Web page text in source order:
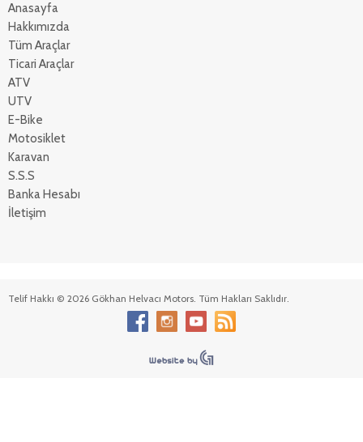
Anasayfa
Hakkımızda
Tüm Araçlar
Ticari Araçlar
ATV
UTV
E-Bike
Motosiklet
Karavan
S.S.S
Banka Hesabı
İletişim
Telif Hakkı © 2026 Gökhan Helvacı Motors. Tüm Hakları Saklıdır.